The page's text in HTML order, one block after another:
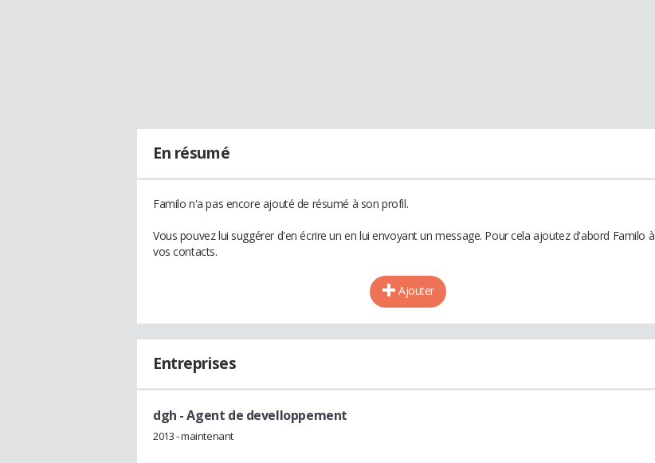
En résumé
Familo n'a pas encore ajouté de résumé à son profil.
Vous pouvez lui suggérer d'en écrire un en lui envoyant un message. Pour cela ajoutez d'abord Familo à
vos contacts.
Ajouter
Entreprises
dgh - Agent de develloppement
2013 - maintenant